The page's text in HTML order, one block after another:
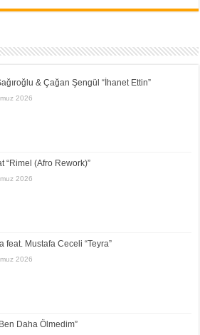
& Çağan Şengül “İhanet Ettin”
2026
“Rimel (Afro Rework)”
2026
feat. Mustafa Ceceli “Teyra”
2026
Daha Ölmedim”